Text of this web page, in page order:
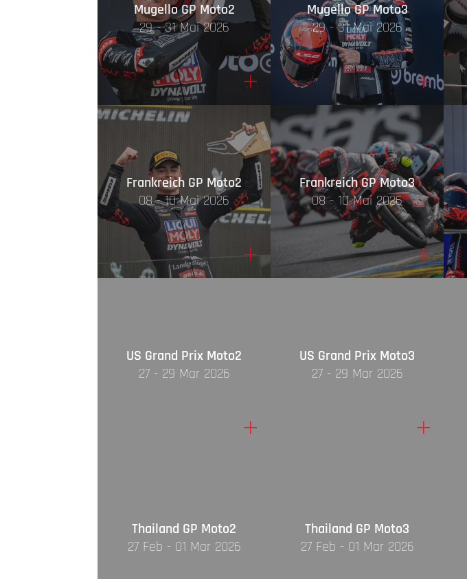
Mugello GP Moto2
29 - 31 Mai 2026
+
Mugello GP Moto3
29 - 31 Mai 2026
+
Frankreich GP Moto2
08 - 10 Mai 2026
+
Frankreich GP Moto3
08 - 10 Mai 2026
+
US Grand Prix Moto2
27 - 29 Mar 2026
+
US Grand Prix Moto3
27 - 29 Mar 2026
+
Thailand GP Moto2
27 Feb - 01 Mar 2026
Thailand GP Moto3
27 Feb - 01 Mar 2026